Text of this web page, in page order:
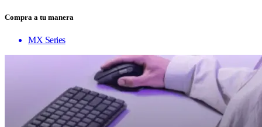
Compra a tu manera
MX Series